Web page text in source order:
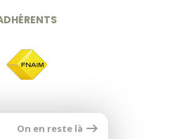
On en reste là